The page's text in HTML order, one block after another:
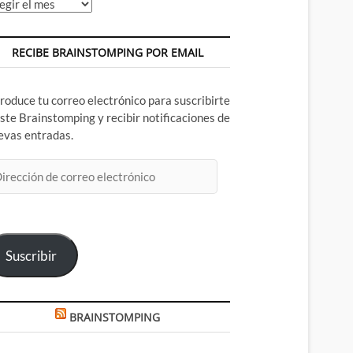
RECIBE BRAINSTOMPING POR EMAIL
tu correo electrónico para suscribirte
Brainstomping y recibir notificaciones de
entradas.
Suscribir
BRAINSTOMPING